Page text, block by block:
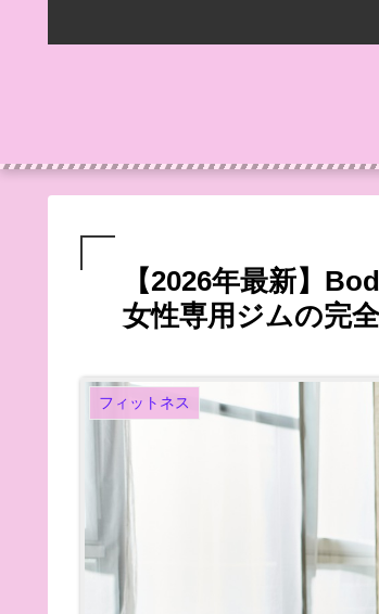
【2026年最新】
女性専用ジムの完
フィットネス